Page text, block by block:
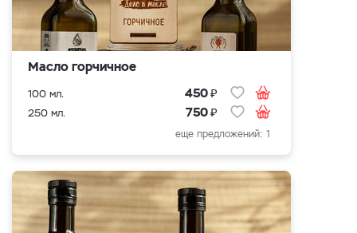
Масло горчичное
100 мл. 450₽
250 мл. 750₽
еще предложений: 1